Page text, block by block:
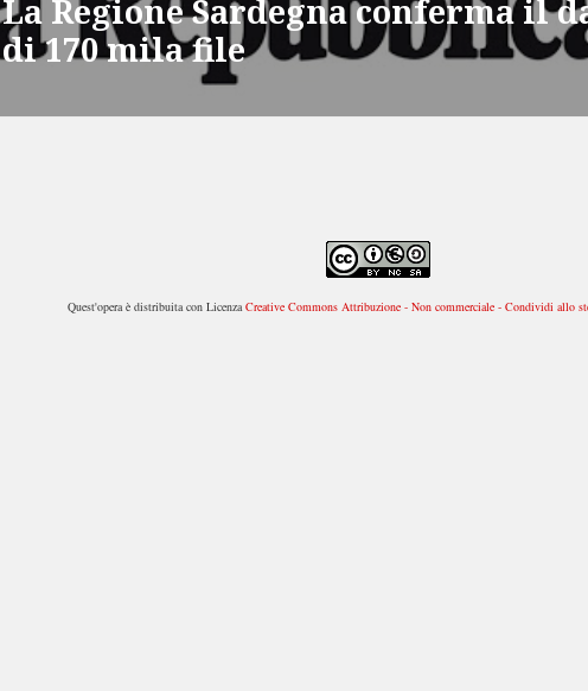
Articolo
successivo:
La Regione Sardegna conferma il
di 170 mila file
Quest'opera è distribuita con LicenzaCreative Commons Attribuzione - Non commerciale - Condividi allo